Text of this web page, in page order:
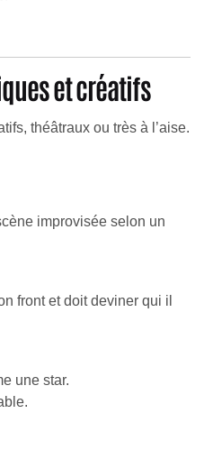
et créatifs
théâtraux ou très à l’aise.
improvisée selon un
front et doit deviner qui il
une star.